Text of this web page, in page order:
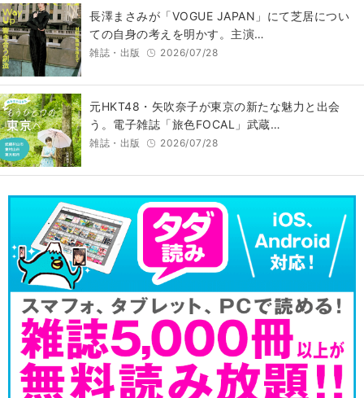
長澤まさみが「VOGUE JAPAN」にて芝居につい
ての自身の考えを明かす。主演…
雑誌・出版 2026/07/28
元HKT48・矢吹奈子が東京の新たな魅力と出会
う。電子雑誌「旅色FOCAL」武蔵…
雑誌・出版 2026/07/28